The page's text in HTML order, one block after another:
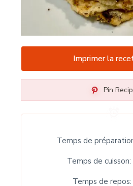
Imprimer la
Pin
Temps de
Temps de cuisson
Temps de repos